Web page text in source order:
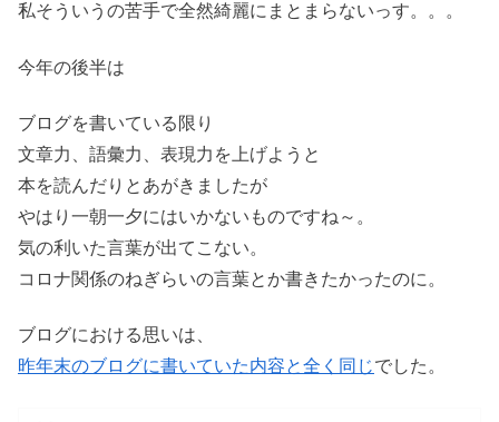
私そういうの苦手で全然綺麗にまとまらないっす。。。
今年の後半は
ブログを書いている限り
文章力、語彙力、表現力を上げようと
本を読んだりとあがきましたが
やはり一朝一夕にはいかないものですね～。
気の利いた言葉が出てこない。
コロナ関係のねぎらいの言葉とか書きたかったのに。
ブログにおける思いは、
昨年末のブログに書いていた内容と全く同じでした。